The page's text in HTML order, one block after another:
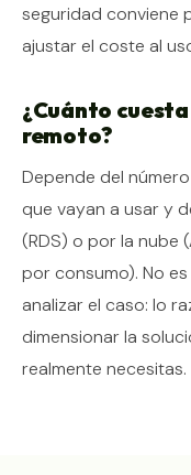
seguridad conviene
ajustar el coste al
¿Cuánto
remoto?
Depende del
que vayan a usar y
(RDS) o por la nube
por consumo). No
analizar el caso: lo
dimensionar la
realmente necesitas.